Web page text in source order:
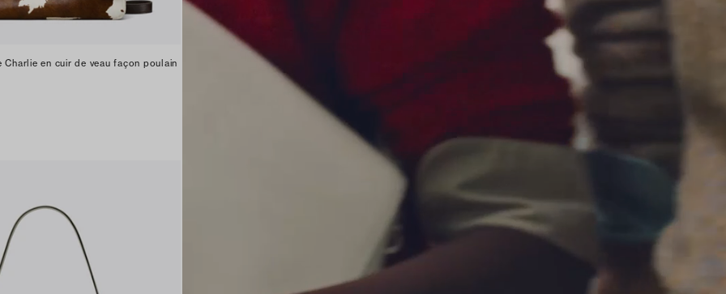
Charlie en cuir de veau façon poulain